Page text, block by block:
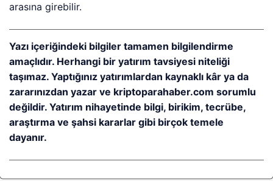
arasına girebilir.
Yazı içeriğindeki bilgiler tamamen bilgilendirme
amaçlıdır. Herhangi bir yatırım tavsiyesi niteliği
taşımaz. Yaptığınız yatırımlardan kaynaklı kâr ya da
zararınızdan yazar ve kriptoparahaber.com sorumlu
değildir. Yatırım nihayetinde bilgi, birikim, tecrübe,
araştırma ve şahsi kararlar gibi birçok temele
dayanır.